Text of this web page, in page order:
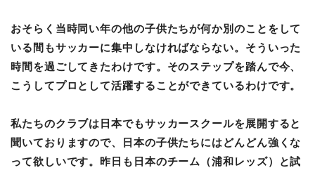
おそらく当時同い年の他の子供たちが何か別のことをして
いる間もサッカーに集中しなければならない。そういった
時間を過ごしてきたわけです。そのステップを踏んで今、
こうしてプロとして活躍することができているわけです。
私たちのクラブは日本でもサッカースクールを展開すると
聞いておりますので、日本の子供たちにはどんどん強くな
って欲しいです。昨日も日本のチーム（浦和レッズ）と試